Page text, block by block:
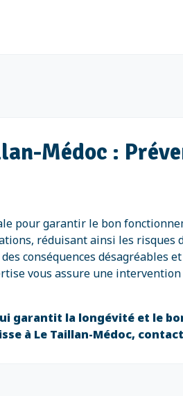
Médoc :
pour garantir le bon
réduisant ainsi les
conséquences désagréables
vous assure une
garantit la longévité et le
à Le Taillan-Médoc,